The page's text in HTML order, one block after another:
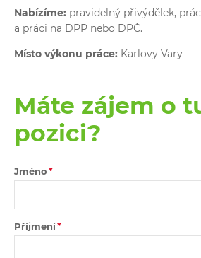
Nabízíme: pravidelný přivýdělek,
a práci na DPP nebo DPČ.
Místo výkonu práce: Karlovy Vary
Máte zájem o
pozici?
Jméno
Příjmení